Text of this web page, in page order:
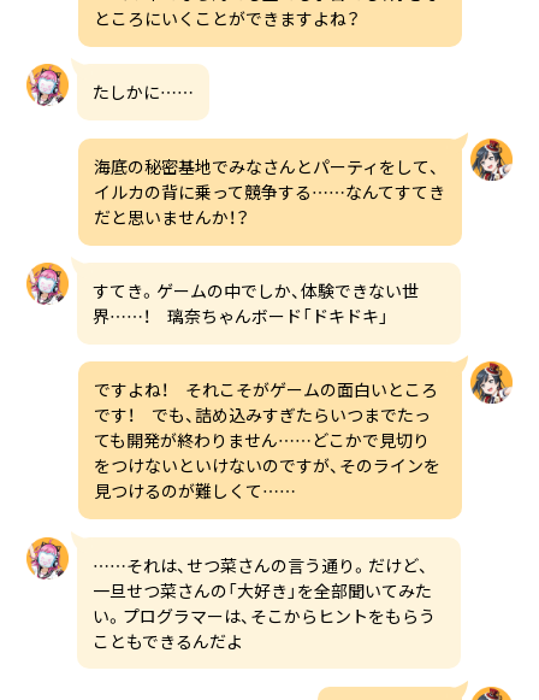
ところにいくことができますよね？
たしかに……
海底の秘密基地でみなさんとパーティをして、
イルカの背に乗って競争する……なんてすてき
だと思いませんか！？
すてき。ゲームの中でしか、体験できない世
界……！ 璃奈ちゃんボード「ドキドキ」
ですよね！ それこそがゲームの面白いところ
です！ でも、詰め込みすぎたらいつまでたっ
ても開発が終わりません……どこかで見切り
をつけないといけないのですが、そのラインを
見つけるのが難しくて……
……それは、せつ菜さんの言う通り。だけど、
一旦せつ菜さんの「大好き」を全部聞いてみた
い。プログラマーは、そこからヒントをもらう
こともできるんだよ